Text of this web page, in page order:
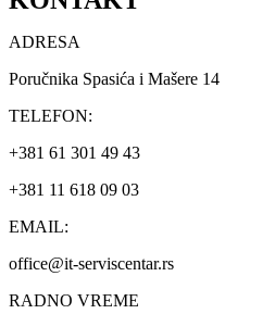
ADRESA
Poručnika Spasića i Mašere 14
TELEFON:
+381 61 301 49 43
+381 11 618 09 03
EMAIL:
office@it-serviscentar.rs
RADNO VREME